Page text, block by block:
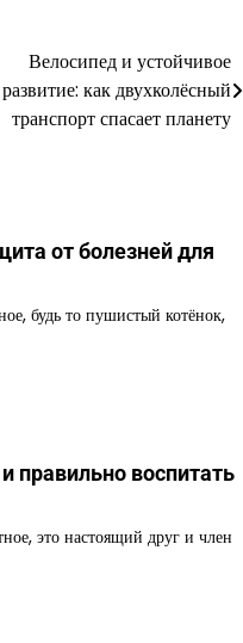
Велосипед и устойчивое
развитие: как двухколёсный
транспорт спасает планету
от болезней для
будь то пушистый котёнок,
правильно воспитать
это настоящий друг и член